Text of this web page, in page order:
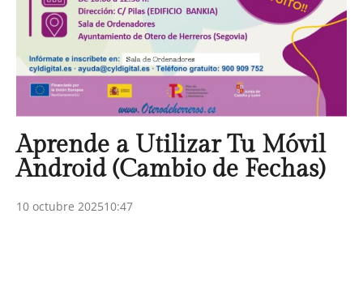
Aprende a Utilizar Tu Móvil
Android (Cambio de Fechas)
10 octubre 202510:47